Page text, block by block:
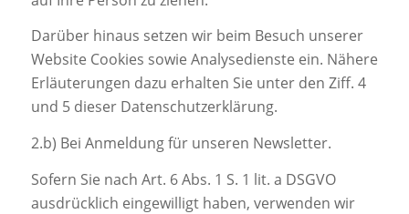
Darüber hinaus setzen wir beim Besuch unserer
Website Cookies sowie Analysedienste ein. Nähere
Erläuterungen dazu erhalten Sie unter den Ziff. 4
und 5 dieser Datenschutzerklärung.
2.b) Bei Anmeldung für unseren Newsletter.
Sofern Sie nach Art. 6 Abs. 1 S. 1 lit. a DSGVO
ausdrücklich eingewilligt haben, verwenden wir